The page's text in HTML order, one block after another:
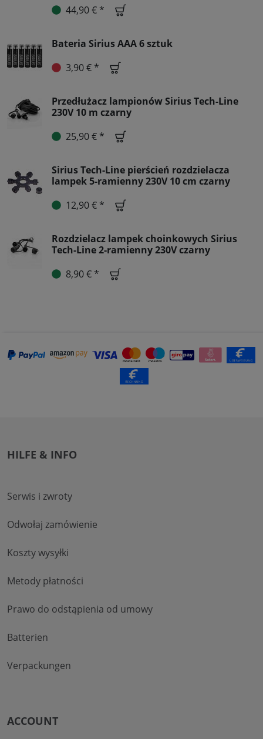
44,90 € *
Bateria Sirius AAA 6 sztuk
3,90 € *
Przedłużacz lampionów Sirius Tech-Line
230V 10 m czarny
25,90 € *
Sirius Tech-Line pierścień rozdzielacza
lampek 5-ramienny 230V 10 cm czarny
12,90 € *
Rozdzielacz lampek choinkowych Sirius
Tech-Line 2-ramienny 230V czarny
8,90 € *
HILFE & INFO
Serwis i zwroty
Odwołaj zamówienie
Koszty wysyłki
Metody płatności
Prawo do odstąpienia od umowy
Batterien
Verpackungen
ACCOUNT